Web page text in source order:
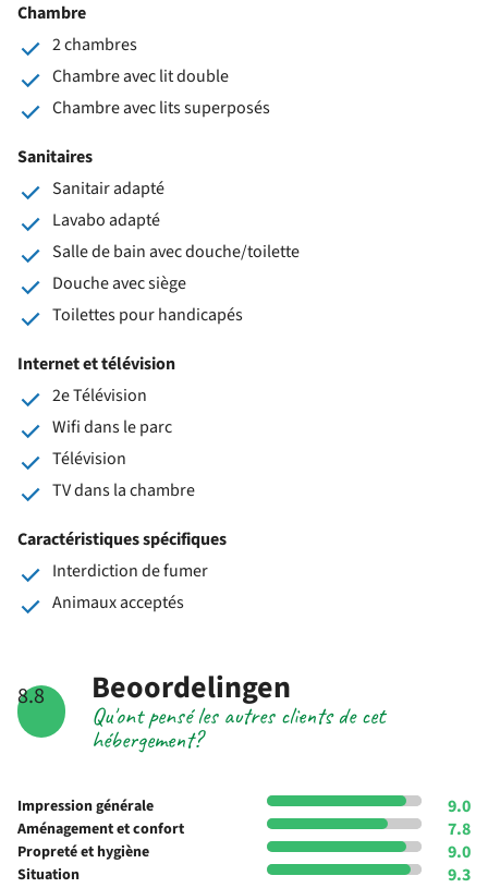
Chambre
2 chambres
Chambre avec lit double
Chambre avec lits superposés
Sanitaires
Sanitair adapté
Lavabo adapté
Salle de bain avec douche/toilette
Douche avec siège
Toilettes pour handicapés
Internet et télévision
2e Télévision
Wifi dans le parc
Télévision
TV dans la chambre
Caractéristiques spécifiques
Interdiction de fumer
Animaux acceptés
8.8
Qu'ont pensé les autres clients de cet
hébergement?
Beoordelingen
Impression générale 9.0
Aménagement et confort 7.8
Propreté et hygiène 9.0
Situation 9.3